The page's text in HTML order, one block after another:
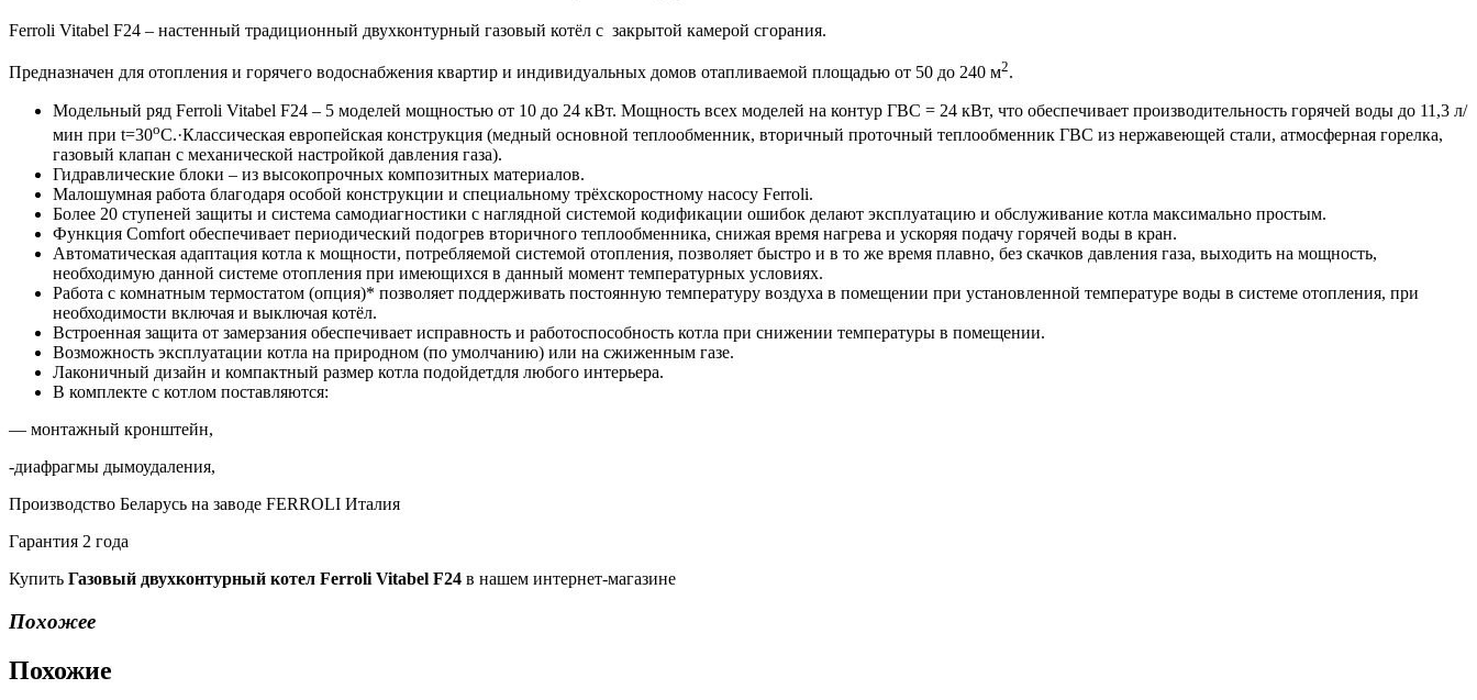
Ferroli Vitabel F24 – настенный традиционный двухконтурный газовый котёл с закрытой камерой сгорания.
Предназначен для отопления и горячего водоснабжения квартир и индивидуальных домов отапливаемой площадью от 50 до 240 м2.
Модельный ряд Ferroli Vitabel F24 – 5 моделей мощностью от 10 до 24 кВт. Мощность всех моделей на контур ГВС = 24 кВт, что обеспечивает производительность горячей воды до 11,3 л/
мин при t=30oC.·Классическая европейская конструкция (медный основной теплообменник, вторичный проточный теплообменник ГВС из нержавеющей стали, атмосферная горелка,
газовый клапан с механической настройкой давления газа).
Гидравлические блоки – из высокопрочных композитных материалов.
Малошумная работа благодаря особой конструкции и специальному трёхскоростному насосу Ferroli.
Более 20 ступеней защиты и система самодиагностики с наглядной системой кодификации ошибок делают эксплуатацию и обслуживание котла максимально простым.
Функция Comfort обеспечивает периодический подогрев вторичного теплообменника, снижая время нагрева и ускоряя подачу горячей воды в кран.
Автоматическая адаптация котла к мощности, потребляемой системой отопления, позволяет быстро и в то же время плавно, без скачков давления газа, выходить на мощность,
необходимую данной системе отопления при имеющихся в данный момент температурных условиях.
Работа с комнатным термостатом (опция)* позволяет поддерживать постоянную температуру воздуха в помещении при установленной температуре воды в системе отопления, при
необходимости включая и выключая котёл.
Встроенная защита от замерзания обеспечивает исправность и работоспособность котла при снижении температуры в помещении.
Возможность эксплуатации котла на природном (по умолчанию) или на сжиженным газе.
Лаконичный дизайн и компактный размер котла подойдетдля любого интерьера.
В комплекте с котлом поставляются:
— монтажный кронштейн,
-диафрагмы дымоудаления,
Производство Беларусь на заводе FERROLI Италия
Гарантия 2 года
Купить Газовый двухконтурный котел Ferroli Vitabel F24 в нашем интернет-магазине
Похожее
Похожие